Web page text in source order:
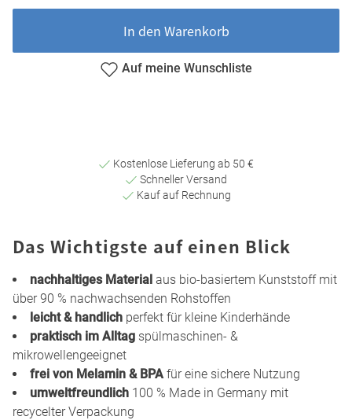
In den Warenkorb
Auf meine Wunschliste
Kostenlose Lieferung ab 50 €
Schneller Versand
Kauf auf Rechnung
Das Wichtigste auf einen Blick
nachhaltiges Material aus bio-basiertem Kunststoff mit
über 90 % nachwachsenden Rohstoffen
leicht & handlich perfekt für kleine Kinderhände
praktisch im Alltag spülmaschinen- &
mikrowellengeeignet
frei von Melamin & BPA für eine sichere Nutzung
umweltfreundlich 100 % Made in Germany mit
recycelter Verpackung